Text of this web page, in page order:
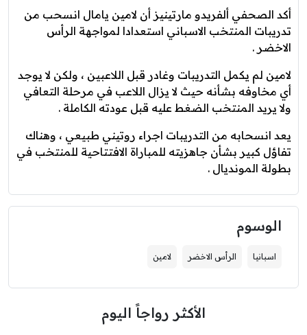
أكد الصحفي ألفريدو مارتينيز أن لامين يامال انسحب من
تدريبات المنتخب الاسباني استعدادا لمواجهة الرأس
الاخضر .
لامين لم يكمل التدريبات وغادر قبل اللاعبين ، ولكن لا يوجد
أي مخاوفه بشأنه حيث لا يزال اللاعب في مرحلة التعافي
ولا يريد المنتخب الضغط عليه قبل عودته الكاملة .
يعد انسحابه من التدريبات اجراء روتيني طبيعي ، وهناك
تفاؤل كبير بشأن جاهزيته للمباراة الافتتاحية للمنتخب في
بطولة المونديال .
الوسوم
اسبانيا الرأس الاخضر لامين
الأكثر رواجاً اليوم